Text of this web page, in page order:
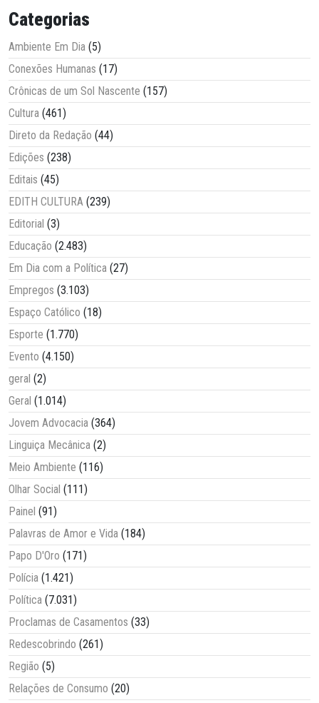
Categorias
Ambiente Em Dia (5)
Conexões Humanas (17)
Crônicas de um Sol Nascente (157)
Cultura (461)
Direto da Redação (44)
Edições (238)
Editais (45)
EDITH CULTURA (239)
Editorial (3)
Educação (2.483)
Em Dia com a Política (27)
Empregos (3.103)
Espaço Católico (18)
Esporte (1.770)
Evento (4.150)
geral (2)
Geral (1.014)
Jovem Advocacia (364)
Linguiça Mecânica (2)
Meio Ambiente (116)
Olhar Social (111)
Painel (91)
Palavras de Amor e Vida (184)
Papo D'Oro (171)
Polícia (1.421)
Política (7.031)
Proclamas de Casamentos (33)
Redescobrindo (261)
Região (5)
Relações de Consumo (20)